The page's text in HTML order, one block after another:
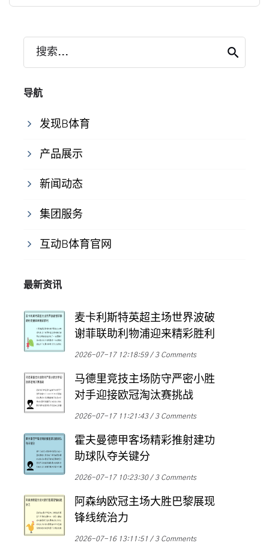
搜索...
导航
发现B体育
产品展示
新闻动态
集团服务
互动B体育官网
最新资讯
麦卡利斯特英超主场世界波破
谢菲联助利物浦迎来精彩胜利
2026-07-17 12:18:59 3 Comments
马德里竞技主场防守严密小胜
对手迎接欧冠淘汰赛挑战
2026-07-17 11:21:43 3 Comments
霍夫曼德甲客场精彩推射建功
助球队夺关键分
2026-07-17 10:23:30 3 Comments
阿森纳欧冠主场大胜巴黎展现
锋线统治力
2026-07-16 13:11:51 3 Comments